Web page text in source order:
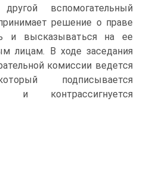
вспомогательный
решение о праве
и высказываться на ее
лицам. В ходе заседания
комиссии ведется
подписывается
и контрассигнуется